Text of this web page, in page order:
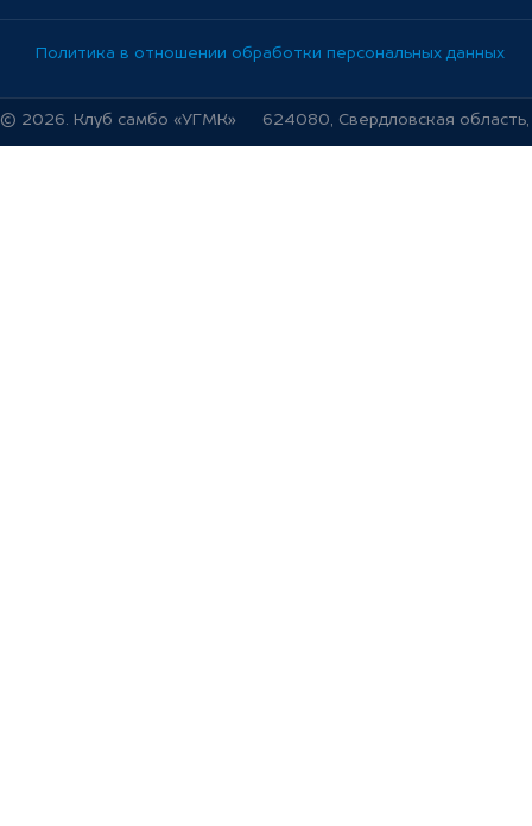
Политика в отношении обработки персональных данных
© 2026. Клуб самбо «УГМК» 624080, Свердловская